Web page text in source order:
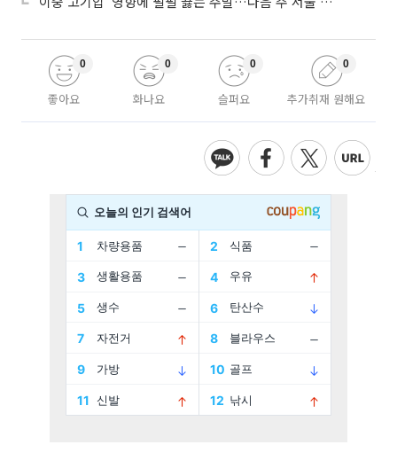
좋아요
0
화나요
0
슬퍼요
0
추가취재 원해요
0